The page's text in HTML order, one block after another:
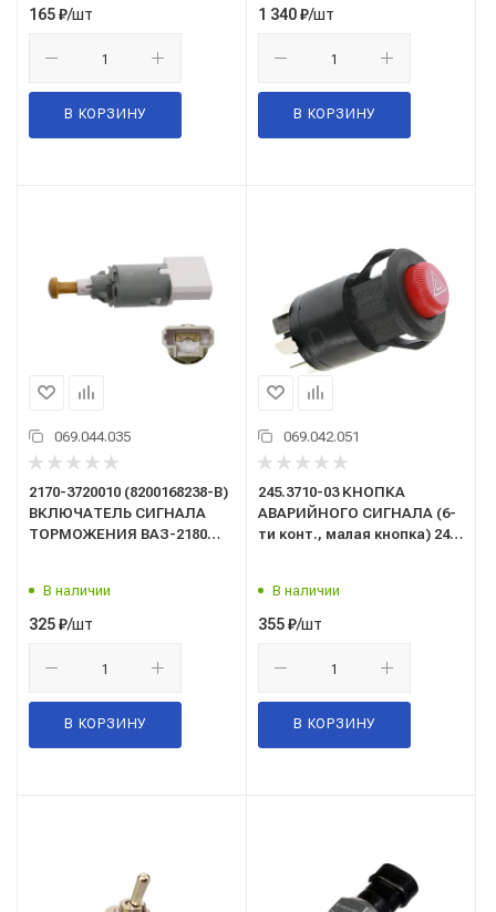
165₽/шт
В КОРЗИНУ
1 340₽/шт
В КОРЗИНУ
069.044.035
2170-3720010 (8200168238-B)
ВКЛЮЧАТЕЛЬ СИГНАЛА
ТОРМОЖЕНИЯ ВАЗ-2180
КАЛИНА 2,
ВАЗ-2170,2171,2172 ПРИОРА
В наличии
325₽/шт
В КОРЗИНУ
069.042.051
245.3710-03 КНОПКА
АВАРИЙНОГО СИГНАЛА (6-
ти конт., малая кнопка) 24
В наличии
355₽/шт
В КОРЗИНУ